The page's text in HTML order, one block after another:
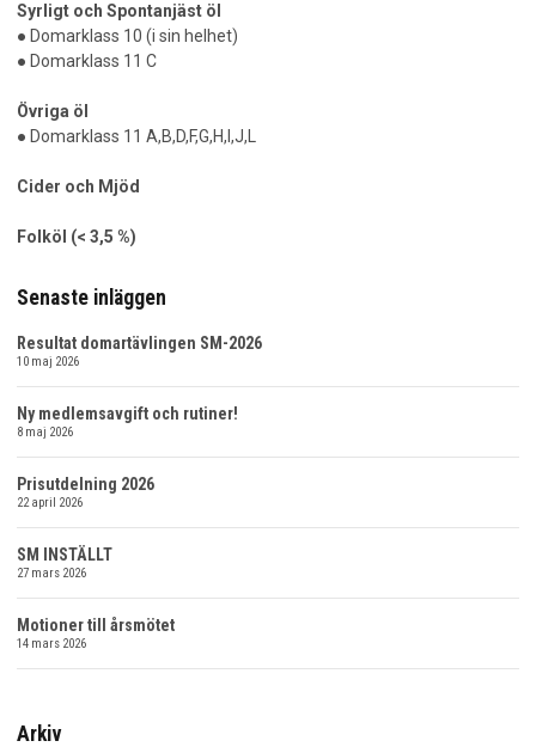
Syrligt och Spontanjäst öl
● Domarklass 10 (i sin helhet)
● Domarklass 11 C
Övriga öl
● Domarklass 11 A,B,D,F,G,H,I,J,L
Cider och Mjöd
Folköl (< 3,5 %)
Senaste inläggen
Resultat domartävlingen SM-2026
10 maj 2026
Ny medlemsavgift och rutiner!
8 maj 2026
Prisutdelning 2026
22 april 2026
SM INSTÄLLT
27 mars 2026
Motioner till årsmötet
14 mars 2026
Arkiv